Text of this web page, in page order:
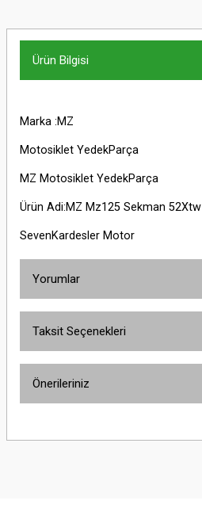
Ürün Bilgisi
Marka :MZ
Motosiklet YedekParça
MZ Motosiklet YedekParça
Ürün Adi:MZ Mz125 Sekman 52Xtw
SevenKardesler Motor
Yorumlar
Taksit Seçenekleri
Önerileriniz